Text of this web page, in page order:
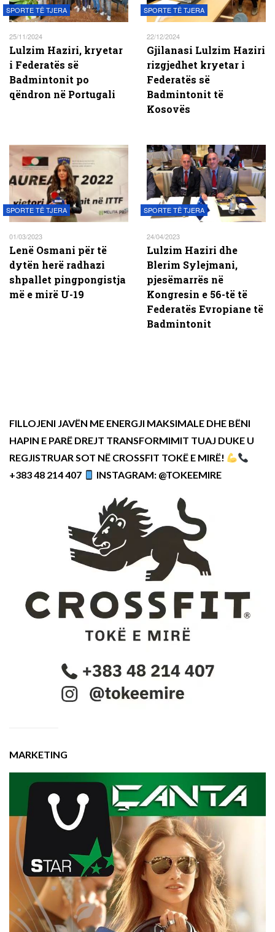
SPORTE TË TJERA
25/11/2024
Lulzim Haziri, kryetar
i Federatës së
Badmintonit po
qëndron në Portugali
SPORTE TË TJERA
22/12/2024
Gjilanasi Lulzim Haziri
rizgjedhet kryetar i
Federatës së
Badmintonit të
Kosovës
SPORTE TË TJERA
01/03/2023
Lenë Osmani për të
dytën herë radhazi
shpallet pingpongistja
më e mirë U-19
SPORTE TË TJERA
24/04/2023
Lulzim Haziri dhe
Blerim Sylejmani,
pjesëmarrës në
Kongresin e 56-të të
Federatës Evropiane të
Badmintonit
FILLOJENI JAVËN ME ENERGJI MAKSIMALE DHE BËNI
HAPIN E PARË DREJT TRANSFORMIMIT TUAJ DUKE U
REGJISTRUAR SOT NË CROSSFIT TOKË E MIRË!
+383 48 214 407
INSTAGRAM: @TOKEEMIRE
MARKETING